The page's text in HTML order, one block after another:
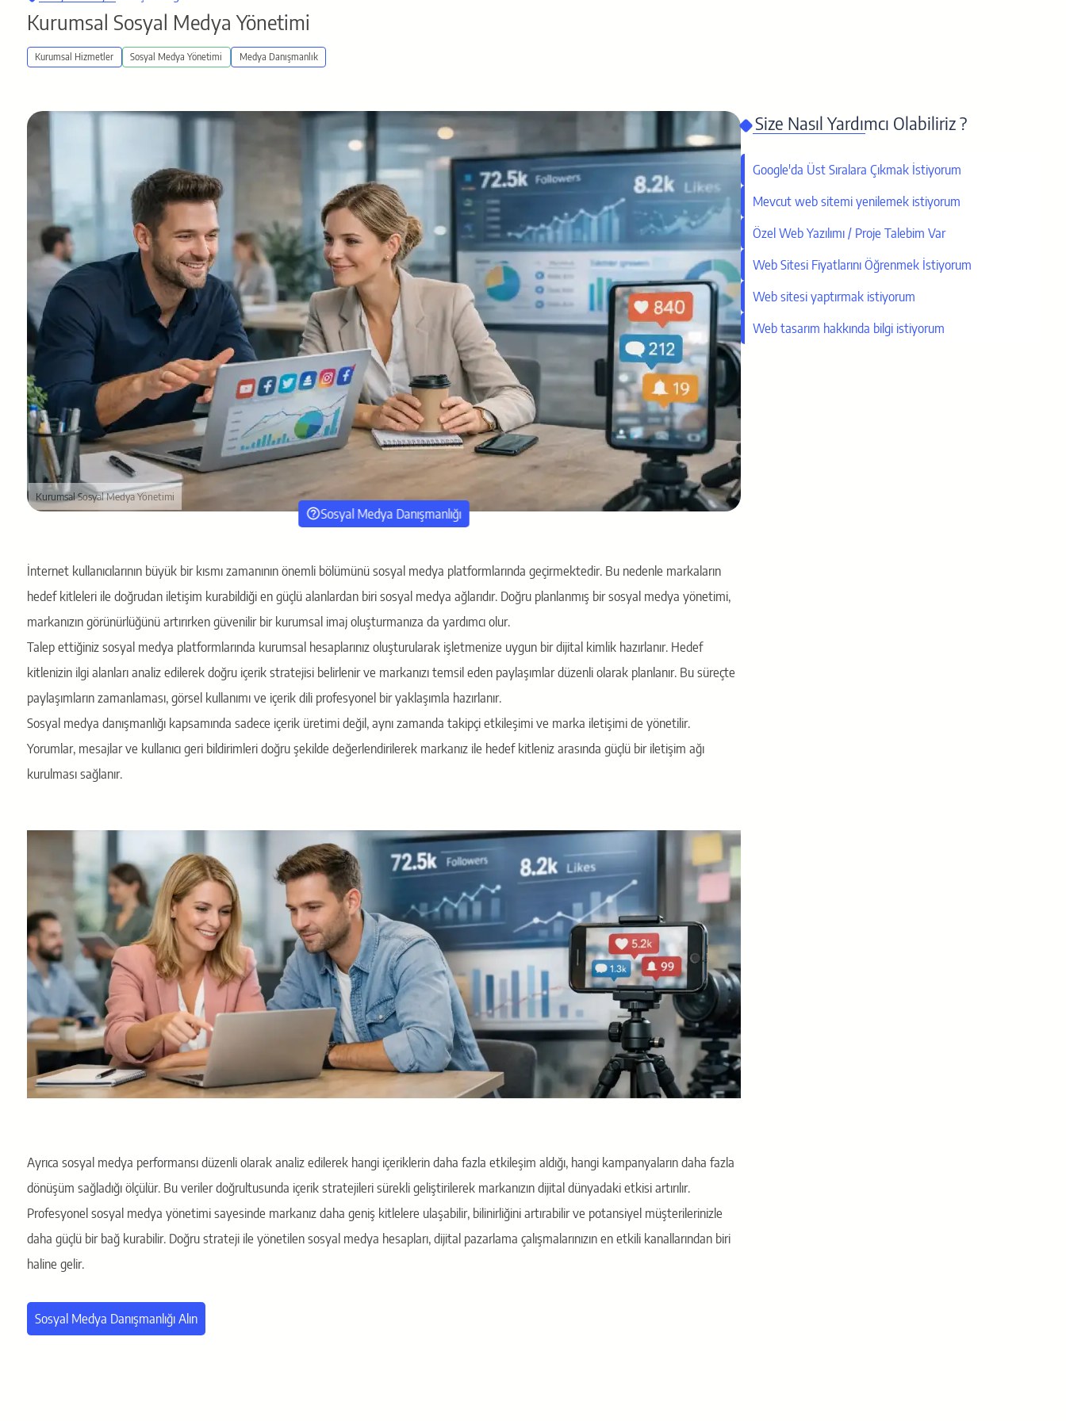
Kurumsal Sosyal Medya Yönetimi
Kurumsal Sosyal Medya Yönetimi
Sosyal Medya Danışmanlığı
İnternet kullanıcılarının büyük bir kısmı zamanının önemli bölümünü sosyal medya platformlarında geçirmektedir. Bu nedenle markaların
hedef kitleleri ile doğrudan iletişim kurabildiği en güçlü alanlardan biri sosyal medya ağlarıdır. Doğru planlanmış bir sosyal medya yönetimi,
markanızın görünürlüğünü artırırken güvenilir bir kurumsal imaj oluşturmanıza da yardımcı olur.
Talep ettiğiniz sosyal medya platformlarında kurumsal hesaplarınız oluşturularak işletmenize uygun bir dijital kimlik hazırlanır. Hedef
kitlenizin ilgi alanları analiz edilerek doğru içerik stratejisi belirlenir ve markanızı temsil eden paylaşımlar düzenli olarak planlanır. Bu süreçte
paylaşımların zamanlaması, görsel kullanımı ve içerik dili profesyonel bir yaklaşımla hazırlanır.
Sosyal medya danışmanlığı kapsamında sadece içerik üretimi değil, aynı zamanda takipçi etkileşimi ve marka iletişimi de yönetilir.
Yorumlar, mesajlar ve kullanıcı geri bildirimleri doğru şekilde değerlendirilerek markanız ile hedef kitleniz arasında güçlü bir iletişim ağı
kurulması sağlanır.
Ayrıca sosyal medya performansı düzenli olarak analiz edilerek hangi içeriklerin daha fazla etkileşim aldığı, hangi kampanyaların daha fazla
dönüşüm sağladığı ölçülür. Bu veriler doğrultusunda içerik stratejileri sürekli geliştirilerek markanızın dijital dünyadaki etkisi artırılır.
Profesyonel sosyal medya yönetimi sayesinde markanız daha geniş kitlelere ulaşabilir, bilinirliğini artırabilir ve potansiyel müşterilerinizle
daha güçlü bir bağ kurabilir. Doğru strateji ile yönetilen sosyal medya hesapları, dijital pazarlama çalışmalarınızın en etkili kanallarından biri
haline gelir.
Sosyal Medya Danışmanlığı Alın
Size Nasıl Yardımcı Olabiliriz ?
Google'da Üst Sıralara Çıkmak İstiyorum
Mevcut web sitemi yenilemek istiyorum
Özel Web Yazılımı / Proje Talebim Var
Web Sitesi Fiyatlarını Öğrenmek İstiyorum
Web sitesi yaptırmak istiyorum
Web tasarım hakkında bilgi istiyorum